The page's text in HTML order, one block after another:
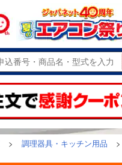
> 調理器具・キッチン用品 >